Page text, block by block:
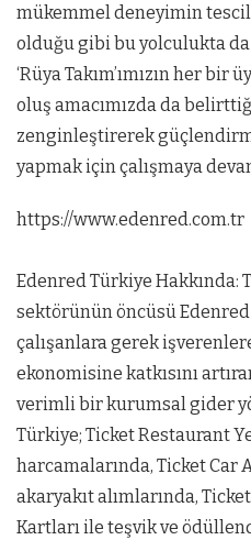
mükemmel deneyimin
olduğu gibi bu yolculukta
‘Rüya Takım’ımızın her
oluş amacımızda da
zenginleştirerek
yapmak için çalışmaya
https://www.edenred.com.tr
Edenred Türkiye Hakkında:
sektörünün öncüsü Edenred
çalışanlara gerek
ekonomisine katkısını
verimli bir kurumsal gider
Türkiye; Ticket Restaurant
harcamalarında, Ticket Car
akaryakıt alımlarında,
Kartları ile teşvik ve